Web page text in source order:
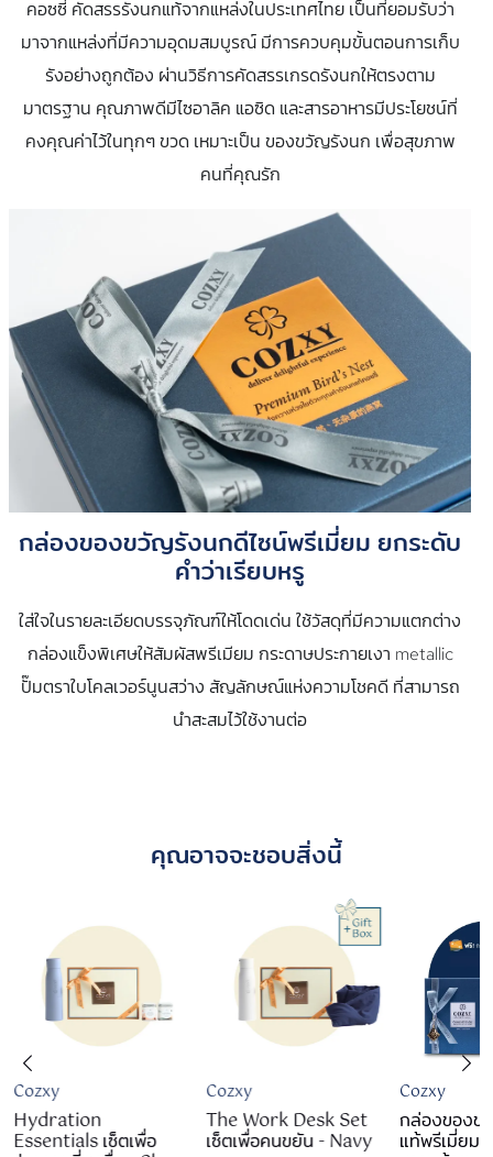
คอซซี่ คัดสรรรังนกแท้จากแหล่งในประเทศไทย เป็นที่ยอมรับว่า
มาจากแหล่งที่มีความอุดมสมบูรณ์ มีการควบคุมขั้นตอนการเก็บ
รังอย่างถูกต้อง ผ่านวิธีการคัดสรรเกรดรังนกให้ตรงตาม
มาตรฐาน คุณภาพดีมีไซอาลิค แอซิด และสารอาหารมีประโยชน์ที่
คงคุณค่าไว้ในทุกๆ ขวด เหมาะเป็น ของขวัญรังนก เพื่อสุขภาพ
คนที่คุณรัก
กล่องของขวัญรังนกดีไซน์พรีเมี่ยม ยกระดับ
คำว่าเรียบหรู
ใส่ใจในรายละเอียดบรรจุภัณฑ์ให้โดดเด่น ใช้วัสดุที่มีความแตกต่าง
กล่องแข็งพิเศษให้สัมผัสพรีเมียม กระดาษประกายเงา metallic
ปั๊มตราใบโคลเวอร์นูนสว่าง สัญลักษณ์แห่งความโชคดี ที่สามารถ
นำสะสมไว้ใช้งานต่อ
คุณอาจจะชอบสิ่งนี้
Cozxy
Hydration
Essentials เซ็ตเพื่อ
Cozxy
The Work Desk Set
เซ็ตเพื่อคนขยัน - Navy
Cozxy
กล่องของข
แท้พรีเมี่ยม